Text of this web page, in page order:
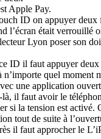
Apple Pay.
ID on appuyer deux
l’écran était verrouillé
Lyon poser son
ID il faut appuyer
n’importe quel moment
une application
il faut avoir le
si la tension est activé.
tout de suite à
il faut approcher le